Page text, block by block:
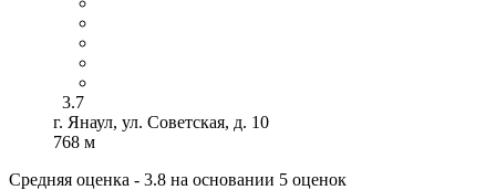
3.7
г. Янаул, ул. Советская, д. 10
768 м
Средняя оценка - 3.8 на основании 5 оценок